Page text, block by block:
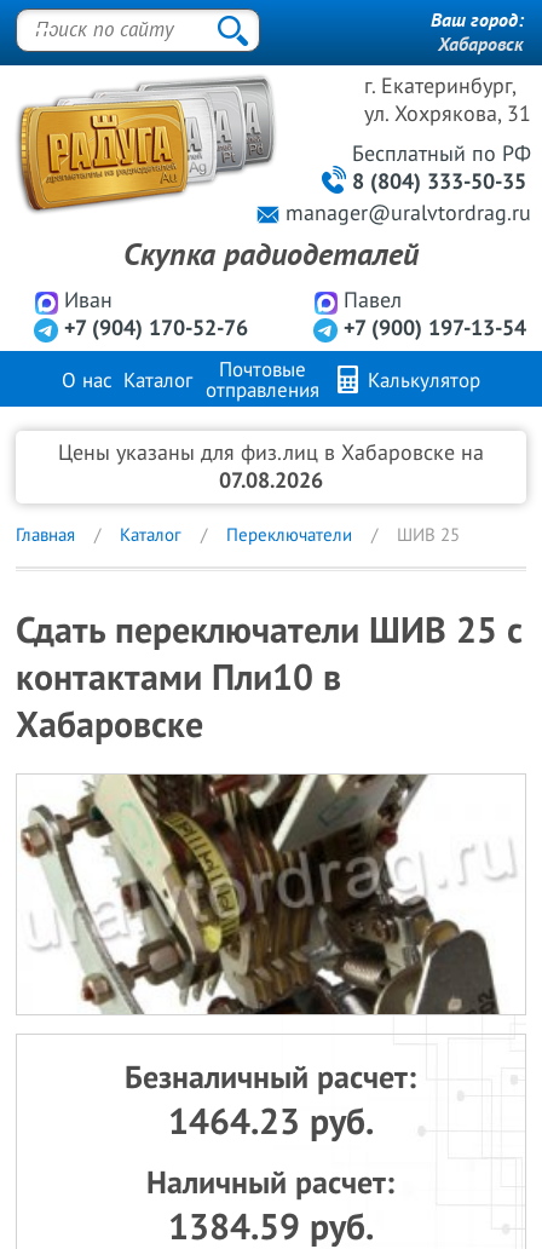
г. Екатеринбург,
ул. Хохрякова, 31
Иван
+7 (904) 170-52-76
Павел
+7 (900) 197-13-54
Бесплатный по РФ
8 (804) 333-50-35
manager@uralvtordrag.ru
Скупка радиодеталей
Ваш город:
Хабаровск
О нас Каталог
Почтовые
отправления
Калькулятор
Продажа металлов Контакты
Цены указаны для физ.лиц в Хабаровске на
07.08.2026
Главная Каталог Переключатели ШИВ 25
Сдать переключатели ШИВ 25 с
контактами Пли10 в
Хабаровске
Безналичный расчет:
1464.23 руб.
Наличный расчет:
1384.59 руб.